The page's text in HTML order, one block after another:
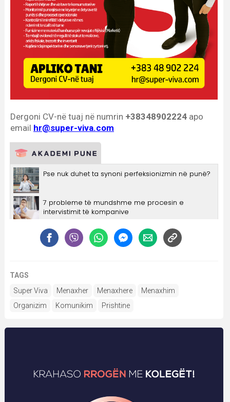
TAGS
Super Viva
Menaxher Menaxhere
Menaxhim
Organizim
Komunikim Prishtine